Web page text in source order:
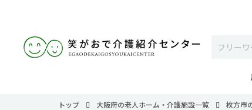
トップ 大阪府の老人ホーム・介護施設一覧 枚方市